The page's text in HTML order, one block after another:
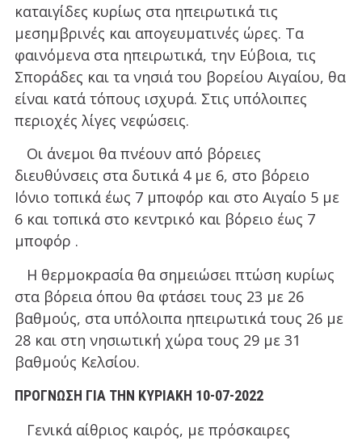
καταιγίδες κυρίως στα ηπειρωτικά τις
μεσημβρινές και απογευματινές ώρες. Τα
φαινόμενα στα ηπειρωτικά, την Εύβοια, τις
Σποράδες και τα νησιά του βορείου Αιγαίου, θα
είναι κατά τόπους ισχυρά. Στις υπόλοιπες
περιοχές λίγες νεφώσεις.
Οι άνεμοι θα πνέουν από βόρειες
διευθύνσεις στα δυτικά 4 με 6, στο βόρειο
Ιόνιο τοπικά έως 7 μποφόρ και στο Αιγαίο 5 με
6 και τοπικά στο κεντρικό και βόρειο έως 7
μποφόρ .
Η θερμοκρασία θα σημειώσει πτώση κυρίως
στα βόρεια όπου θα φτάσει τους 23 με 26
βαθμούς, στα υπόλοιπα ηπειρωτικά τους 26 με
28 και στη νησιωτική χώρα τους 29 με 31
βαθμούς Κελσίου.
ΠΡΟΓΝΩΣΗ ΓΙΑ ΤΗΝ ΚΥΡΙΑΚΗ 10-07-2022
Γενικά αίθριος καιρός, με πρόσκαιρες